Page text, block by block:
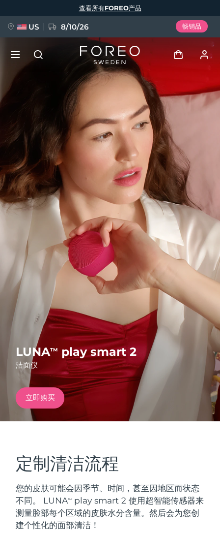
LUNATM play smart 2
洁面仪
立即购买
定制清洁流程
您的皮肤可能会因季节、时间，甚至因地区而状态
不同。 LUNATM
play smart 2 使用超智能传感器来
测量脸部每个区域的皮肤水分含量。然后会为您创
建个性化的面部清洁！
查看所有FOREO产品
US 8/10/26 畅销品
登录
我的设备
我的订单
我的地址
我的订阅
FAQ™ Pure Beauty-Tech Elixir
BREAKING NEWS
issa™ Teeth Whitening Set
FAQ™ Dual LED Panel
热门产品
特别优惠 畅销产品
红光疗法
面部清洁
LUNA™ 4 套装
Anti-aging massage
紧致提拉
BEAR™ 2 套装
Microcurrent toning
语言
English Deutsch
Español
Français
Português
Polski
Svenska
Русский
Türkçe
简体中文 繁體中文
发货国家
美国 预计送达日期 8/10/26
英国 预计送达日期 8/9/26
西班牙 预计送达日期8/9/26
澳大利亚 预计送达日期 8/12/26
预计送达日期
德国 预计送达日期
加拿大
奥地利
比利时 预计送达日期8/9/26
百慕大